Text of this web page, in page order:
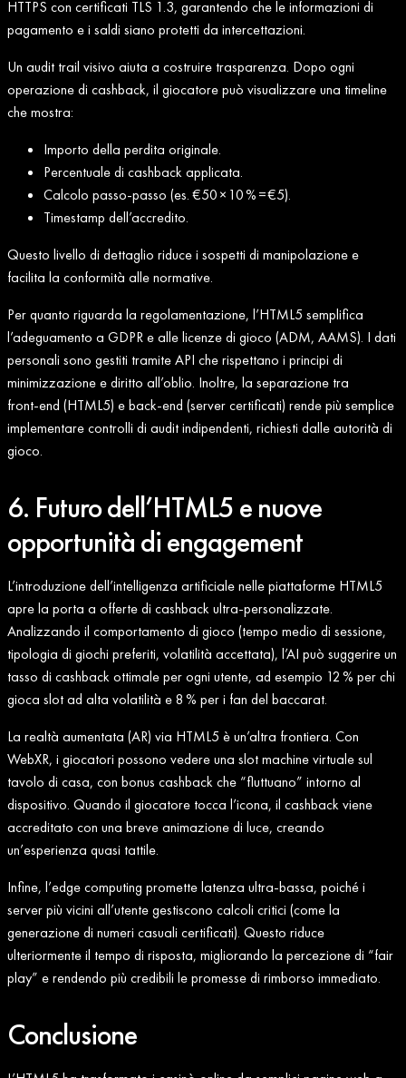
HTTPS con certificati TLS 1.3, garantendo che le informazioni di
pagamento e i saldi siano protetti da intercettazioni.
Un audit trail visivo aiuta a costruire trasparenza. Dopo ogni
operazione di cashback, il giocatore può visualizzare una timeline
che mostra:
Importo della perdita originale.
Percentuale di cashback applicata.
Calcolo passo‑passo (es. €50 × 10 % = €5).
Timestamp dell’accredito.
Questo livello di dettaglio riduce i sospetti di manipolazione e
facilita la conformità alle normative.
Per quanto riguarda la regolamentazione, l’HTML5 semplifica
l’adeguamento a GDPR e alle licenze di gioco (ADM, AAMS). I dati
personali sono gestiti tramite API che rispettano i principi di
minimizzazione e diritto all’oblio. Inoltre, la separazione tra
front‑end (HTML5) e back‑end (server certificati) rende più semplice
implementare controlli di audit indipendenti, richiesti dalle autorità di
gioco.
6. Futuro dell’HTML5 e nuove
opportunità di engagement
L’introduzione dell’intelligenza artificiale nelle piattaforme HTML5
apre la porta a offerte di cashback ultra‑personalizzate.
Analizzando il comportamento di gioco (tempo medio di sessione,
tipologia di giochi preferiti, volatilità accettata), l’AI può suggerire un
tasso di cashback ottimale per ogni utente, ad esempio 12 % per chi
gioca slot ad alta volatilità e 8 % per i fan del baccarat.
La realtà aumentata (AR) via HTML5 è un’altra frontiera. Con
WebXR, i giocatori possono vedere una slot machine virtuale sul
tavolo di casa, con bonus cashback che “fluttuano” intorno al
dispositivo. Quando il giocatore tocca l’icona, il cashback viene
accreditato con una breve animazione di luce, creando
un’esperienza quasi tattile.
Infine, l’edge computing promette latenza ultra‑bassa, poiché i
server più vicini all’utente gestiscono calcoli critici (come la
generazione di numeri casuali certificati). Questo riduce
ulteriormente il tempo di risposta, migliorando la percezione di “fair
play” e rendendo più credibili le promesse di rimborso immediato.
Conclusione